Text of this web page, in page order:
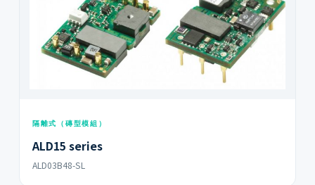
隔離式（磚型模組）
ALD15 series
ALD03B48-SL